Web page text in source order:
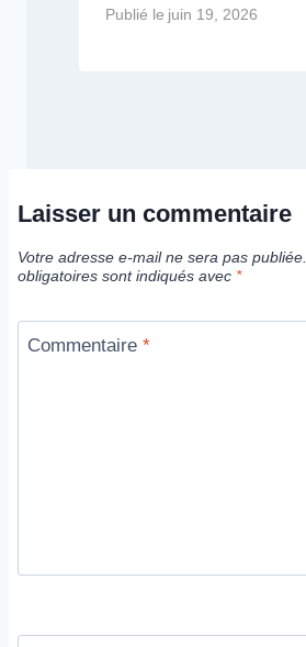
Publié le juin 19, 2026
Laisser un commentaire
Votre adresse e-mail ne sera pas publiée.
obligatoires sont indiqués avec *
Commentaire *